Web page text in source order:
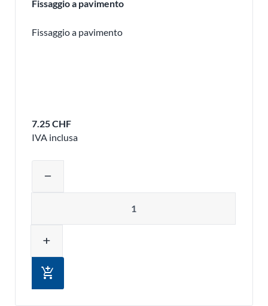
Fissaggio a pavimento
Fissaggio a pavimento
7.25 CHF
IVA inclusa
remove
add
add_shopping_cart